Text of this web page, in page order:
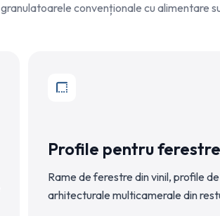
granulatoarele convenționale cu alimentare
Profile pentru ferestre
Rame de ferestre din vinil, profile
arhitecturale multicamerale din